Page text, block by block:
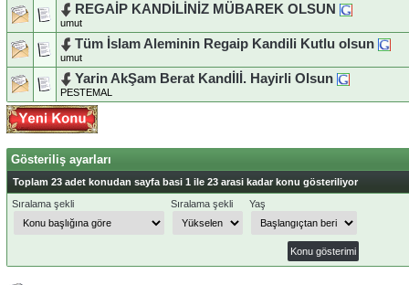
REGAİP KANDİLİNİZ MÜBAREK OLSUN
umut
Tüm İslam Aleminin Regaip Kandili Kutlu olsun
umut
Yarin AkŞam Berat Kandİlİ. Hayirli Olsun
PESTEMAL
Gösteriliş ayarları
Toplam 23 adet konudan sayfa basi 1 ile 23 arasi kadar konu gösteriliyor
Sıralama şekli
Sıralama şekli Yaş